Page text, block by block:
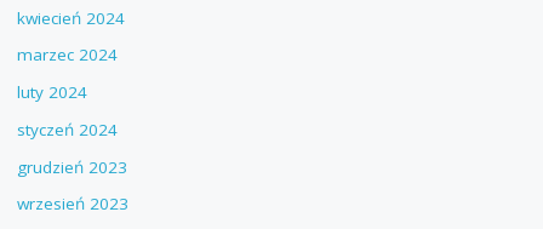
kwiecień 2024
marzec 2024
luty 2024
styczeń 2024
grudzień 2023
wrzesień 2023